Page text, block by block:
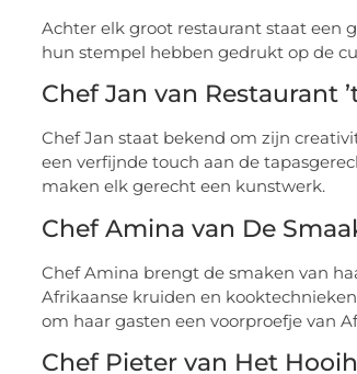
Achter elk groot restaurant staat een
hun stempel hebben gedrukt op de
Chef Jan van Restaurant
Chef Jan staat bekend om zijn
een verfijnde touch aan de
maken elk gerecht een kunstwerk.
Chef Amina van De
Chef Amina brengt de smaken van
Afrikaanse kruiden en
om haar gasten een voorproefje van
Chef Pieter van Het